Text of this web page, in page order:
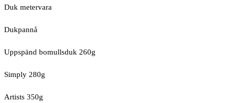
Duk metervara
Dukpannå
Uppspänd bomullsduk 260g
Simply 280g
Artists 350g